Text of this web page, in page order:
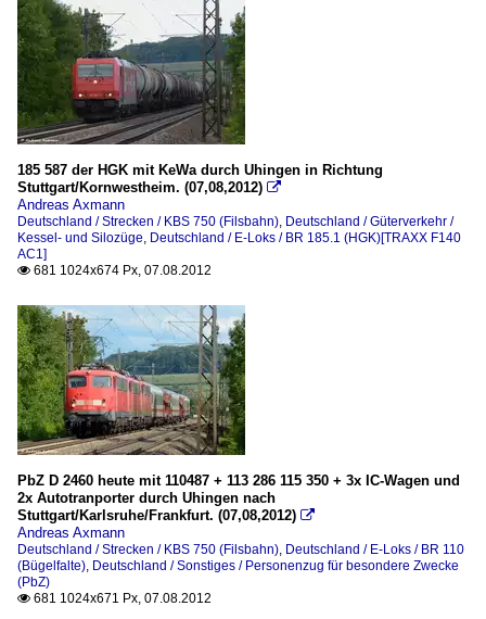
185 587 der HGK mit KeWa durch Uhingen in Richtung
Stuttgart/Kornwestheim. (07,08,2012) 
Andreas Axmann
Deutschland / Strecken / KBS 750 (Filsbahn), Deutschland / Güterverkehr /
Kessel- und Silozüge, Deutschland / E-Loks / BR 185.1 (HGK)[TRAXX F140
AC1]
 681 1024x674 Px, 07.08.2012
PbZ D 2460 heute mit 110487 + 113 286 115 350 + 3x IC-Wagen und
2x Autotranporter durch Uhingen nach
Stuttgart/Karlsruhe/Frankfurt. (07,08,2012) 
Andreas Axmann
Deutschland / Strecken / KBS 750 (Filsbahn), Deutschland / E-Loks / BR 110
(Bügelfalte), Deutschland / Sonstiges / Personenzug für besondere Zwecke
(PbZ)
 681 1024x671 Px, 07.08.2012